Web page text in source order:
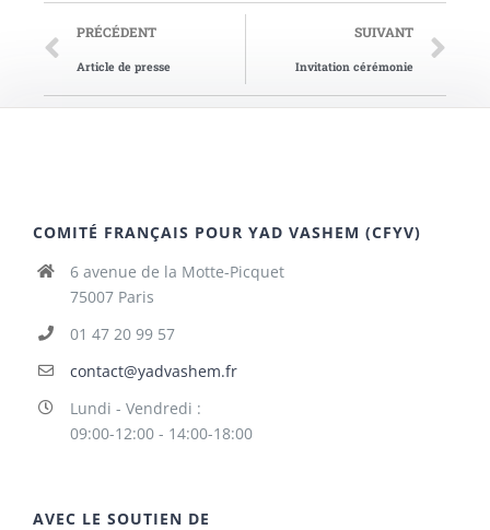
PRÉCÉDENT
Article de presse
SUIVANT
Invitation cérémonie
COMITÉ FRANÇAIS POUR YAD VASHEM (CFYV)
6 avenue de la Motte-Picquet
75007 Paris
01 47 20 99 57
contact@yadvashem.fr
Lundi - Vendredi :
09:00-12:00 - 14:00-18:00
AVEC LE SOUTIEN DE